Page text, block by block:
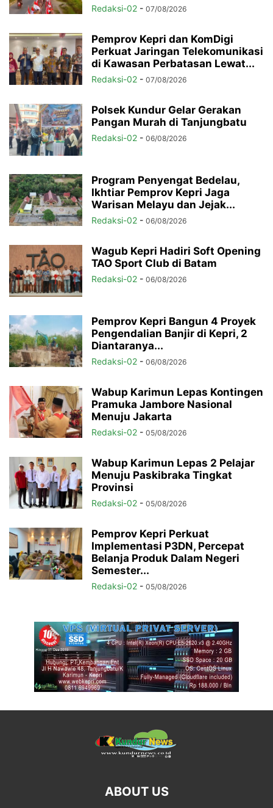
Redaksi-02 - 07/08/2026
Pemprov Kepri dan KomDigi
Perkuat Jaringan Telekomunikasi
di Kawasan Perbatasan Lewat...
Redaksi-02 - 07/08/2026
Polsek Kundur Gelar Gerakan
Pangan Murah di Tanjungbatu
Redaksi-02 - 06/08/2026
Program Penyengat Bedelau,
Ikhtiar Pemprov Kepri Jaga
Warisan Melayu dan Jejak...
Redaksi-02 - 06/08/2026
Wagub Kepri Hadiri Soft Opening
TAO Sport Club di Batam
Redaksi-02 - 06/08/2026
Pemprov Kepri Bangun 4 Proyek
Pengendalian Banjir di Kepri, 2
Diantaranya...
Redaksi-02 - 06/08/2026
Wabup Karimun Lepas Kontingen
Pramuka Jambore Nasional
Menuju Jakarta
Redaksi-02 - 05/08/2026
Wabup Karimun Lepas 2 Pelajar
Menuju Paskibraka Tingkat
Provinsi
Redaksi-02 - 05/08/2026
Pemprov Kepri Perkuat
Implementasi P3DN, Percepat
Belanja Produk Dalam Negeri
Semester...
Redaksi-02 - 05/08/2026
ABOUT US